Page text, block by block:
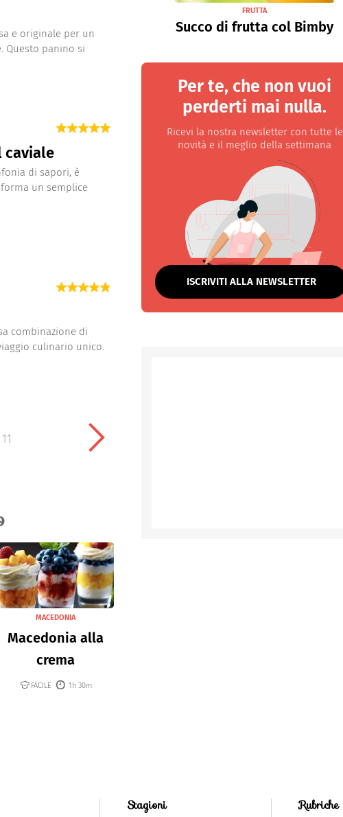
e originale per un
Questo panino si
caviale
di sapori, è
un semplice
combinazione di
culinario unico.
11
MACEDONIA
Macedonia alla
crema
FACILE 1h 30m
FRUTTA
Succo di frutta col Bimby
Per te, che non vuoi
perderti mai nulla.
Ricevi la nostra newsletter con tutte le
novità e il meglio della settimana
ISCRIVITI ALLA NEWSLETTER
Stagioni Rubriche